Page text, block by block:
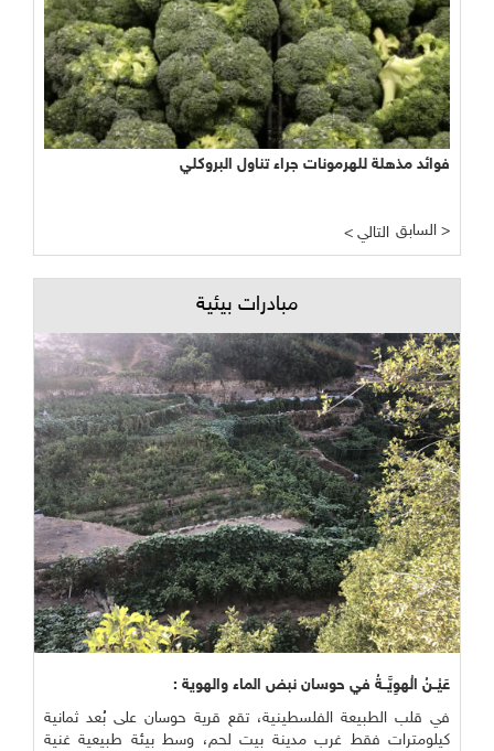
فوائد مذهلة للهرمونات جراء تناول البروكلي
< التالي السابق >
مبادرات بيئية
عَيْــنُ الْهوِيَّــةُ في حوسان نبض الماء والهوية :
في قلب الطبيعة الفلسطينية، تقع قرية حوسان على بُعد ثمانية
كيلومترات فقط غرب مدينة بيت لحم، وسط بيئة طبيعية غنية